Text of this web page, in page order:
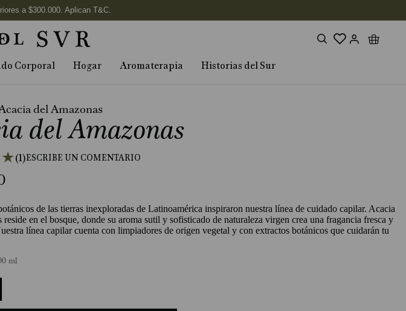
Corporal Hogar Aromaterapia Historias del Sur
del Amazonas
del Amazonas
★ (1)
de las tierras inexploradas de Latinoamérica inspiraron nuestra línea de cuidado capilar. Acacia
reside en el bosque, donde su aroma sutil y sofisticado de naturaleza virgen crea una fragancia fresca y
línea capilar cuenta con limpiadores de origen vegetal y con extractos botánicos que cuidarán tu
ml